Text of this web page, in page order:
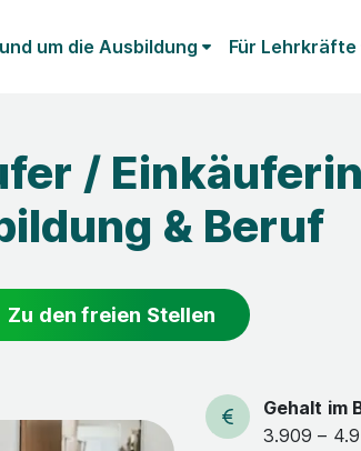
um die Ausbildung Für Lehrkräfte
/ Einkäuferin
& Beruf
Zu den freien Stellen
Gehalt im
3.909 –